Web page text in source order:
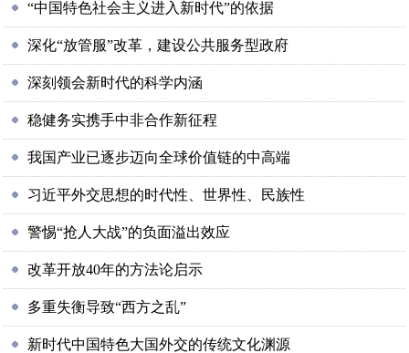
“中国特色社会主义进入新时代”的依据
深化“放管服”改革，建设公共服务型政府
深刻领会新时代的科学内涵
稳健务实携手中非合作新征程
我国产业已逐步迈向全球价值链的中高端
习近平外交思想的时代性、世界性、民族性
警惕“抢人大战”的负面溢出效应
改革开放40年的方法论启示
多重失衡导致“西方之乱”
新时代中国特色大国外交的传统文化渊源